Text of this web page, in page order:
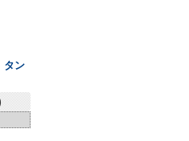
タン